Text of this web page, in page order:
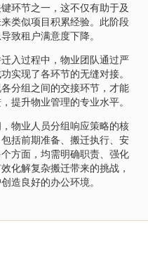
环节之一，这不仅有助于及
类似项目积累经验。此阶段
致租户满意度下降。
入过程中，物业团队通过严
实现了各环节的无缝对接。
分组之间的交接环节，才能
提升物业管理的专业水平。
物业人员分组响应策略的核
括前期准备、搬迁执行、安
方面，均需明确职责、强化
化解复杂搬迁带来的挑战，
造良好的办公环境。